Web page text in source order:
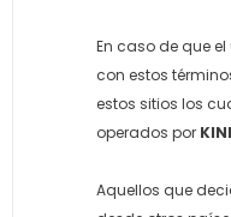
En caso de que
con estos
estos sitios los
operados por
Aquellos que